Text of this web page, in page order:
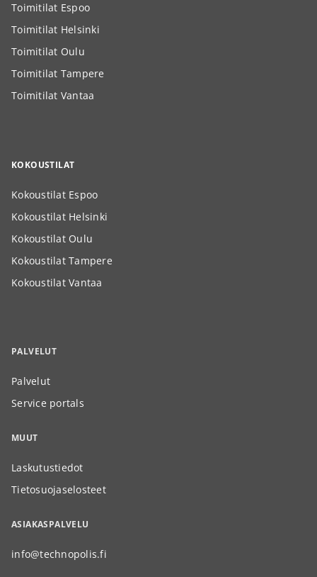
Toimitilat Espoo
Toimitilat Helsinki
Toimitilat Oulu
Toimitilat Tampere
Toimitilat Vantaa
KOKOUSTILAT
Kokoustilat Espoo
Kokoustilat Helsinki
Kokoustilat Oulu
Kokoustilat Tampere
Kokoustilat Vantaa
PALVELUT
Palvelut
Service portals
MUUT
Laskutustiedot
Tietosuojaselosteet
ASIAKASPALVELU
info@technopolis.fi